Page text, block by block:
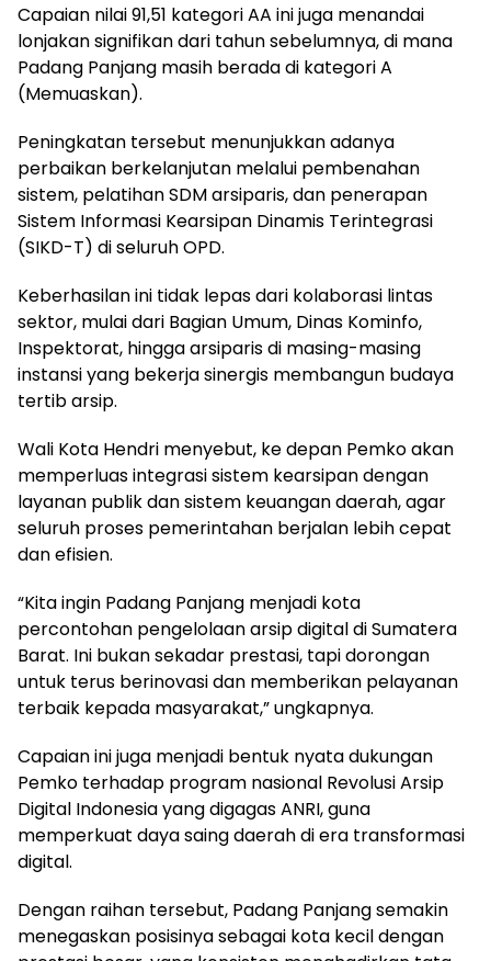
Capaian nilai 91,51 kategori AA ini juga menandai
lonjakan signifikan dari tahun sebelumnya, di mana
Padang Panjang masih berada di kategori A
(Memuaskan).
Peningkatan tersebut menunjukkan adanya
perbaikan berkelanjutan melalui pembenahan
sistem, pelatihan SDM arsiparis, dan penerapan
Sistem Informasi Kearsipan Dinamis Terintegrasi
(SIKD-T) di seluruh OPD.
Keberhasilan ini tidak lepas dari kolaborasi lintas
sektor, mulai dari Bagian Umum, Dinas Kominfo,
Inspektorat, hingga arsiparis di masing-masing
instansi yang bekerja sinergis membangun budaya
tertib arsip.
Wali Kota Hendri menyebut, ke depan Pemko akan
memperluas integrasi sistem kearsipan dengan
layanan publik dan sistem keuangan daerah, agar
seluruh proses pemerintahan berjalan lebih cepat
dan efisien.
“Kita ingin Padang Panjang menjadi kota
percontohan pengelolaan arsip digital di Sumatera
Barat. Ini bukan sekadar prestasi, tapi dorongan
untuk terus berinovasi dan memberikan pelayanan
terbaik kepada masyarakat,” ungkapnya.
Capaian ini juga menjadi bentuk nyata dukungan
Pemko terhadap program nasional Revolusi Arsip
Digital Indonesia yang digagas ANRI, guna
memperkuat daya saing daerah di era transformasi
digital.
Dengan raihan tersebut, Padang Panjang semakin
menegaskan posisinya sebagai kota kecil dengan